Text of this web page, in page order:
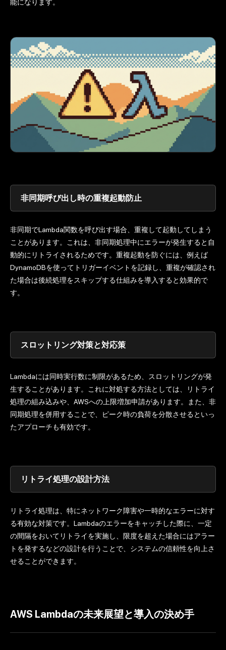
能になります。
非同期呼び出し時の重複起動防止
非同期でLambda関数を呼び出す場合、重複して起動してしまう
ことがあります。これは、非同期処理中にエラーが発生すると自
動的にリトライされるためです。重複起動を防ぐには、例えば
DynamoDBを使ってトリガーイベントを記録し、重複が確認され
た場合は後続処理をスキップする仕組みを導入すると効果的で
す。
スロットリング対策と対応策
Lambdaには同時実行数に制限があるため、スロットリングが発
生することがあります。これに対処する方法としては、リトライ
処理の組み込みや、AWSへの上限増加申請があります。また、非
同期処理を併用することで、ピーク時の負荷を分散させるといっ
たアプローチも有効です。
リトライ処理の設計方法
リトライ処理は、特にネットワーク障害や一時的なエラーに対す
る有効な対策です。Lambdaのエラーをキャッチした際に、一定
の間隔をおいてリトライを実施し、限度を超えた場合にはアラー
トを発するなどの設計を行うことで、システムの信頼性を向上さ
せることができます。
AWS Lambdaの未来展望と導入の決め手